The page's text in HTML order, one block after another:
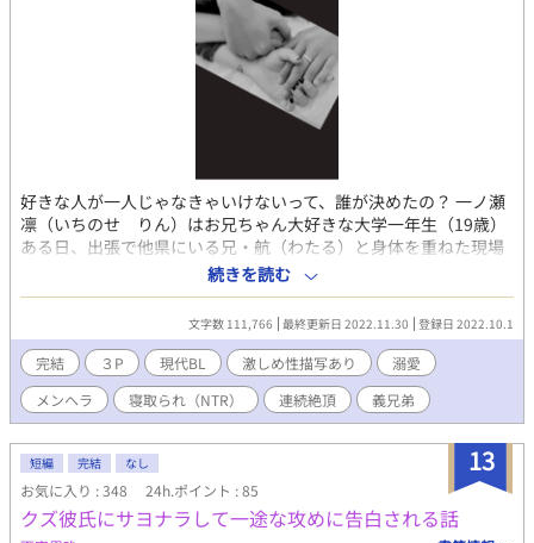
好きな人が一人じゃなきゃいけないって、誰が決めたの？ 一ノ瀬
凛（いちのせ りん）はお兄ちゃん大好きな大学一年生（19歳）
ある日、出張で他県にいる兄・航（わたる）と身体を重ねた現場
を、兄の友人・綾瀬（あやせ）に見られて動画を撮られてしま
う。 「け、消して！ 動画、消してください！」 「……俺も同じ
ことがしたい」 月に1回、お兄ちゃんと甘くて優しい恋人同士の
エッチ。3日に1回、綾瀬さんと乱暴で獣みたいな愛のないセック
ス。 そこから三人のただれた関係が始まってしまって……！？ ★
表紙画像はGAHAG様からお借りして加工文字いれしています。
https://gahag.net/ ★コンテスト規定にひっかかりそうな未成年
が性行為を目撃する描写を少し変えました。 ★BOOTHの規制など
の世の流れを受けて、実兄弟→義理の兄弟に変更します。 ★義理
兄弟、血のつながりゼロで、一九歳と二六歳で本人同士同意して
まぁす！ ★11月が終わるまでほぼ毎日更新をします。時間は不
定期なので、お気に入りに入れとくとお知らせが来ます。 ★寝取
続きを読む
文字数 111,766 最終更新日 2022.11.30 登録日 2022.10.1
完結 ３P 現代BL 激しめ性描写あり
溺愛
メンヘラ
寝取られ（NTR） 連続絶頂 義兄弟
13
短編 完結 なし
お気に入り : 348 24h.ポイント : 85
クズ彼氏にサヨナラして一途な攻めに告白される話